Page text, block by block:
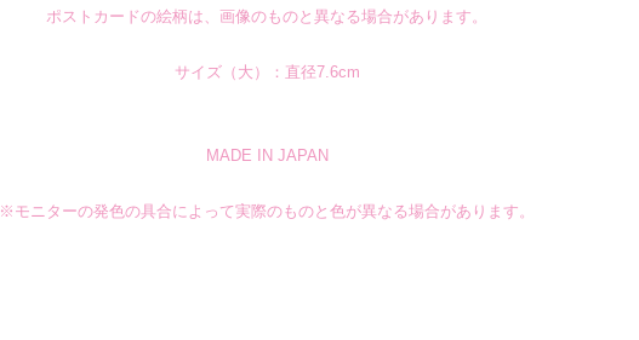
ポストカードの絵柄は、画像のものと異なる場合があります。
サイズ（大）：直径7.6cm
MADE IN JAPAN
※モニターの発色の具合によって実際のものと色が異なる場合があります。